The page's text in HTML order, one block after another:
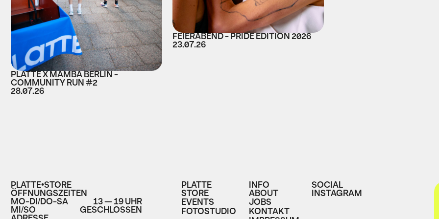
PLATTE X MAMBA BERLIN -
COMMUNITY RUN #2
28.07.26
FEIERABEND - PRIDE EDITION 2026
23.07.26
PLATTE•STORE
ÖFFNUNGSZEITEN
MO-DI/DO-SA 13 — 19 UHR
MI/SO GESCHLOSSEN
PLATTE
STORE
EVENTS
FOTOSTUDIO
INFO
ABOUT
JOBS
KONTAKT
SOCIAL
INSTAGRAM